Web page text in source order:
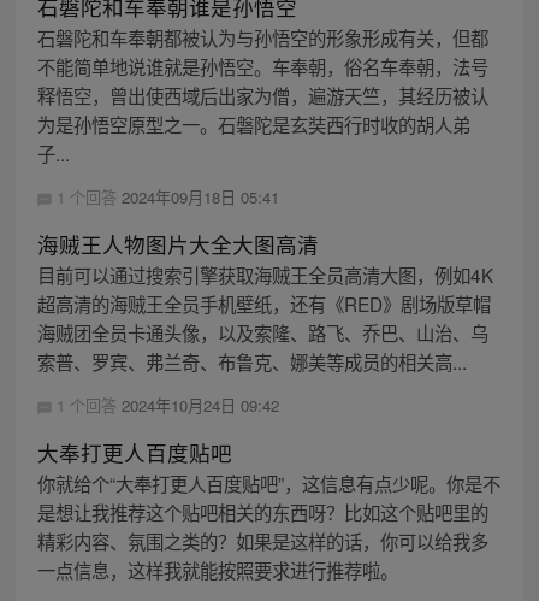
石磐陀和车奉朝谁是孙悟空
石磐陀和车奉朝都被认为与孙悟空的形象形成有关，但都
不能简单地说谁就是孙悟空。车奉朝，俗名车奉朝，法号
释悟空，曾出使西域后出家为僧，遍游天竺，其经历被认
为是孙悟空原型之一。石磐陀是玄奘西行时收的胡人弟
子...
1 个回答 2024年09月18日 05:41
海贼王人物图片大全大图高清
目前可以通过搜索引擎获取海贼王全员高清大图，例如4K
超高清的海贼王全员手机壁纸，还有《RED》剧场版草帽
海贼团全员卡通头像，以及索隆、路飞、乔巴、山治、乌
索普、罗宾、弗兰奇、布鲁克、娜美等成员的相关高...
1 个回答 2024年10月24日 09:42
大奉打更人百度贴吧
你就给个“大奉打更人百度贴吧”，这信息有点少呢。你是不
是想让我推荐这个贴吧相关的东西呀？比如这个贴吧里的
精彩内容、氛围之类的？如果是这样的话，你可以给我多
一点信息，这样我就能按照要求进行推荐啦。